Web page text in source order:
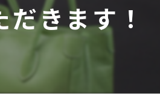
きます！